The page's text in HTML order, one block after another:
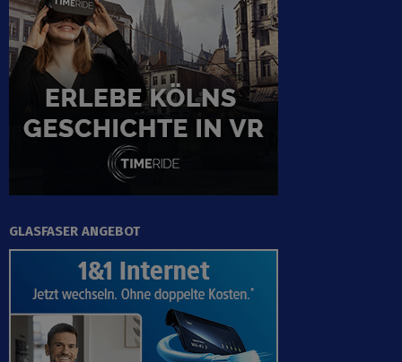
GLASFASER ANGEBOT